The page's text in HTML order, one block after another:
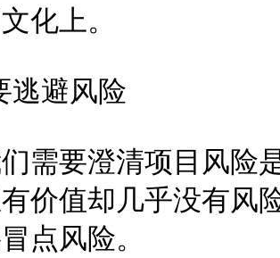
化上。
避风险
需要澄清项目风险
价值却几乎没有风
点风险。